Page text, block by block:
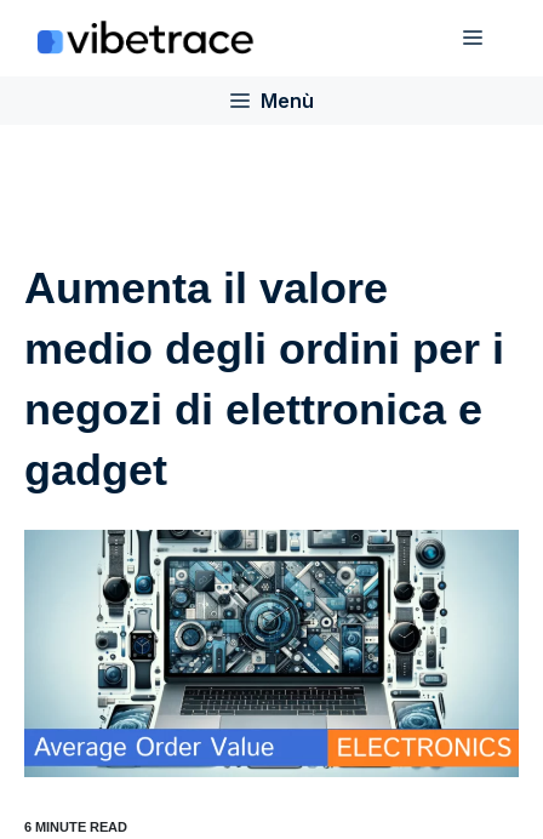
Menù
Menù
Aumenta il valore
medio degli ordini per i
negozi di elettronica e
gadget